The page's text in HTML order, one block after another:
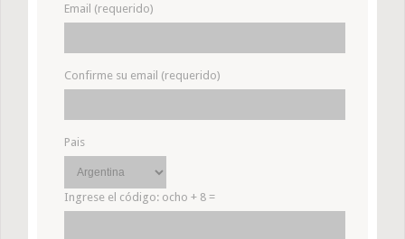
Email (requerido)
Confirme su email (requerido)
Pais
Ingrese el código: ocho + 8 =